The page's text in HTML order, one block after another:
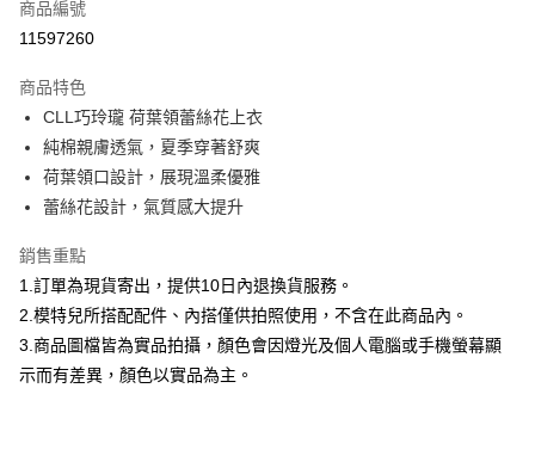
信用卡分期付款
合作金庫商業銀行
華南商業銀行
上海商業儲蓄銀行
國泰世華商業銀行
臺灣中小企業銀行
聯邦商業銀行
元大商業銀行
永豐商業銀行
台新國際商業銀行
中國信託商業銀行
台灣樂天信用卡公司
超商取貨付款
LINE Pay
Apple Pay
悠遊付
Google Pay
全盈+PAY
商品編號
11597260
商品特色
CLL巧玲瓏 荷葉領蕾絲花上衣
純棉親膚透氣，夏季穿著舒爽
荷葉領口設計，展現溫柔優雅
蕾絲花設計，氣質感大提升
銷售重點
1.訂單為現貨寄出，提供10日內退換貨服務。
2.模特兒所搭配配件、內搭僅供拍照使用，不含在此商品內。
3.商品圖檔皆為實品拍攝，顏色會因燈光及個人電腦或手機螢幕顯
示而有差異，顏色以實品為主。